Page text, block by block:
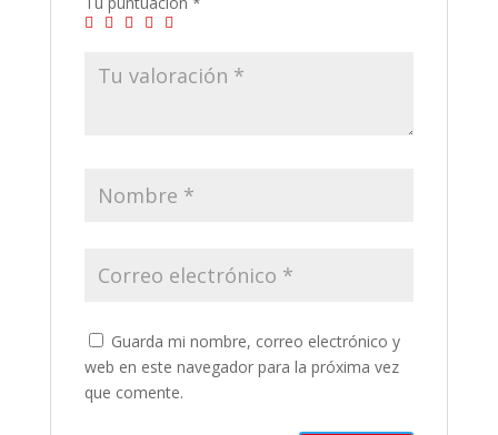
Guarda mi nombre, correo electrónico y
web en este navegador para la próxima vez
que comente.